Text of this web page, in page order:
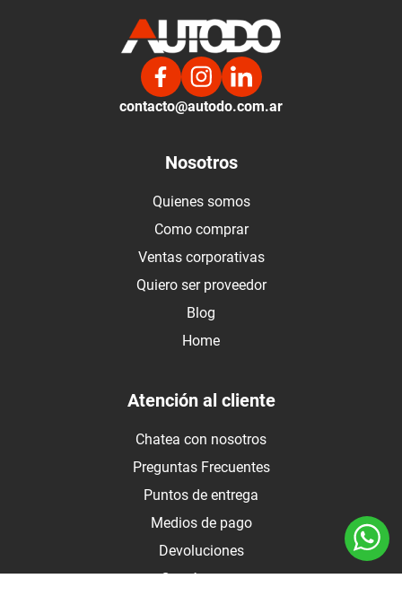
contacto@autodo.com.ar
Nosotros
Quienes somos
Como comprar
Ventas corporativas
Quiero ser proveedor
Blog
Home
Atención al cliente
Chatea con nosotros
Preguntas Frecuentes
Puntos de entrega
Medios de pago
Devoluciones
Contáctanos